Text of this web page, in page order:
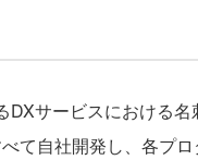
サービスにおける
て自社開発し、各プ